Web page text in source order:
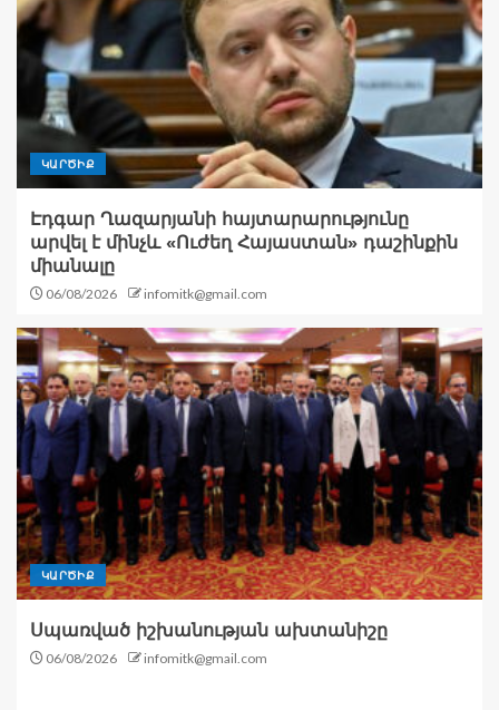
ԿԱՐԾԻՔ
Էդգար Ղազարյանի հայտարարությունը
արվել է մինչև «Ուժեղ Հայաստան» դաշինքին
միանալը
06/08/2026 infomitk@gmail.com
ԿԱՐԾԻՔ
Սպառված իշխանության ախտանիշը
06/08/2026 infomitk@gmail.com